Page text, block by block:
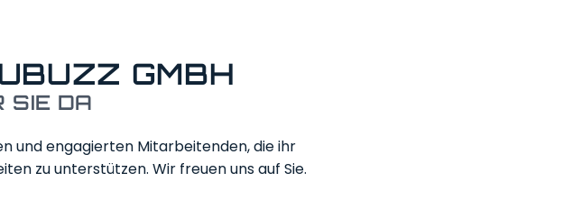
GMBH
SIE DA
und engagierten Mitarbeitenden, die ihr
zu unterstützen. Wir freuen uns auf Sie.